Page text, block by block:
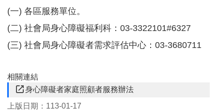
(一) 各區服務單位。
(二) 社會局身心障礙福利科：03-3322101#6327
(三) 社會局身心障礙者需求評估中心：03-3680711
相關連結
身心障礙者家庭照顧者服務辦法
上版日期：113-01-17